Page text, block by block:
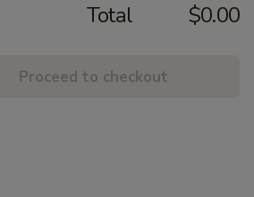
Total $0.00
Proceed to checkout